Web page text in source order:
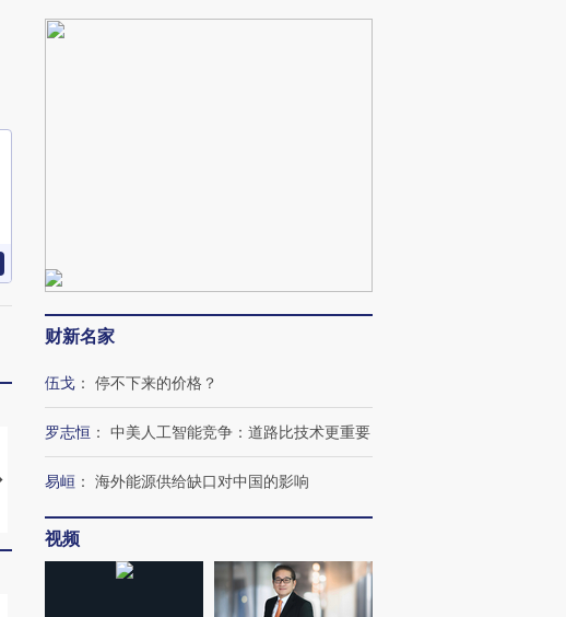
视线｜HYROX的吸金
心“花钱找虐”？
马航飞行员跨国走私7万
毒品
育部长拱下台
财新名家
伍戈 ： 停不下来的价格？
罗志恒 ： 中美人工智能竞争：道路比技术更重要
易峘 ： 海外能源供给缺口对中国的影响
视频